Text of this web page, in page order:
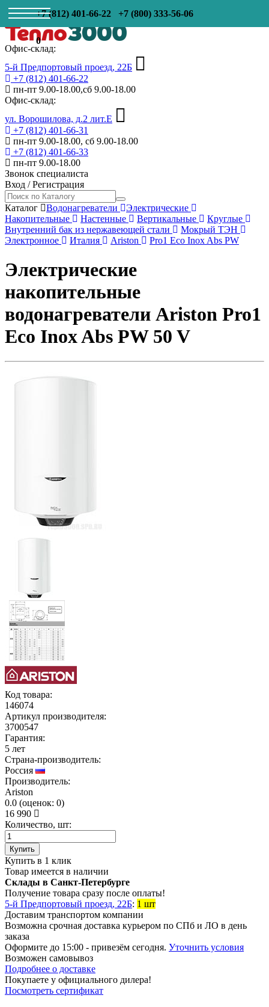
+7 (812) 401-66-22 +7 (800) 333-56-06
0
Офис-склад:
5-й Предпортовый проезд, 22Б
+7 (812) 401-66-22
пн-пт 9.00-18.00,сб 9.00-18.00
Офис-склад:
ул. Ворошилова, д.2 лит.Е
+7 (812) 401-66-31
пн-пт 9.00-18.00, сб 9.00-18.00
+7 (812) 401-66-33
пн-пт 9.00-18.00
Звонок специалиста
Вход /Регистрация
Каталог Водонагреватели
Электрические
Накопительные
Настенные Вертикальные
Круглые
Внутренний бак из нержавеющей стали
Мокрый ТЭН
Электронное
Италия Ariston Pro1 Eco Inox Abs PW
Электрические
накопительные
водонагреватели Ariston Pro1
Eco Inox Abs PW 50 V
Код товара:
146074
Артикул производителя:
3700547
Гарантия:
5 лет
Страна-производитель:
Россия
Производитель:
Ariston
0.0 (оценок: 0)
16 990
Количество, шт:
Купить
Купить в 1 клик
Товар имеется в наличии
Склады в Санкт-Петербурге
Получение товара сразу после оплаты!
5-й Предпортовый проезд, 22Б: 1 шт
Доставим транспортом компании
Возможна срочная доставка курьером по СПб и ЛО в день
заказа
Оформите до 15:00 - привезём сегодня. Уточнить условия
Возможен самовывоз
Подробнее о доставке
Покупаете у официального дилера!
Посмотреть сертификат